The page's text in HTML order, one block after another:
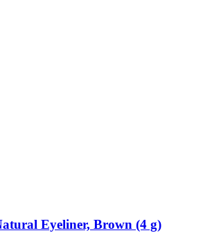
Eyeliner, Brown (4 g)